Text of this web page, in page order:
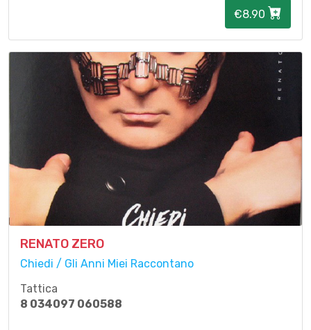
€8.90
RENATO ZERO
Chiedi / Gli Anni Miei Raccontano
Tattica
8 034097 060588